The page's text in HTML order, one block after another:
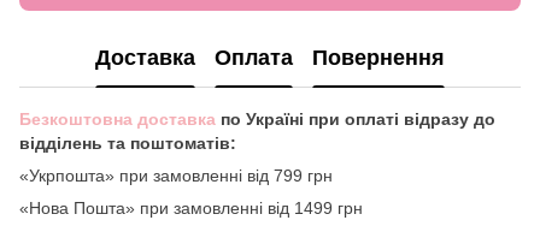
Доставка Оплата Повернення
Безкоштовна доставка по Україні при оплаті відразу до
відділень та поштоматів:
«Укрпошта» при замовленні від 799 грн
«Нова Пошта» при замовленні від 1499 грн